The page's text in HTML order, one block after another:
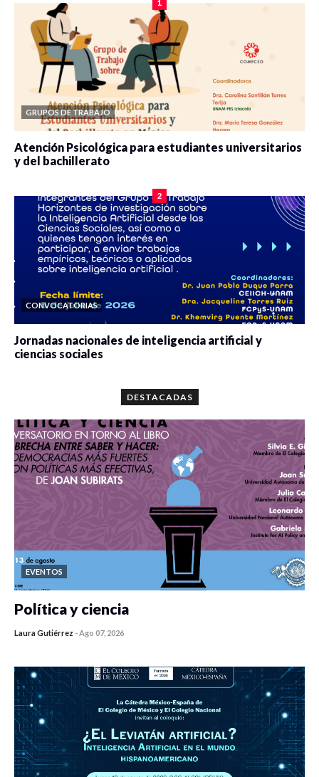
1
GRUPOS DE TRABAJO
Atención Psicológica para estudiantes universitarios
y del bachillerato
2
CONVOCATORIAS
Jornadas nacionales de inteligencia artificial y
ciencias sociales
DESTACADAS
EVENTOS
Política y ciencia
Laura Gutiérrez - Ago 07, 2026